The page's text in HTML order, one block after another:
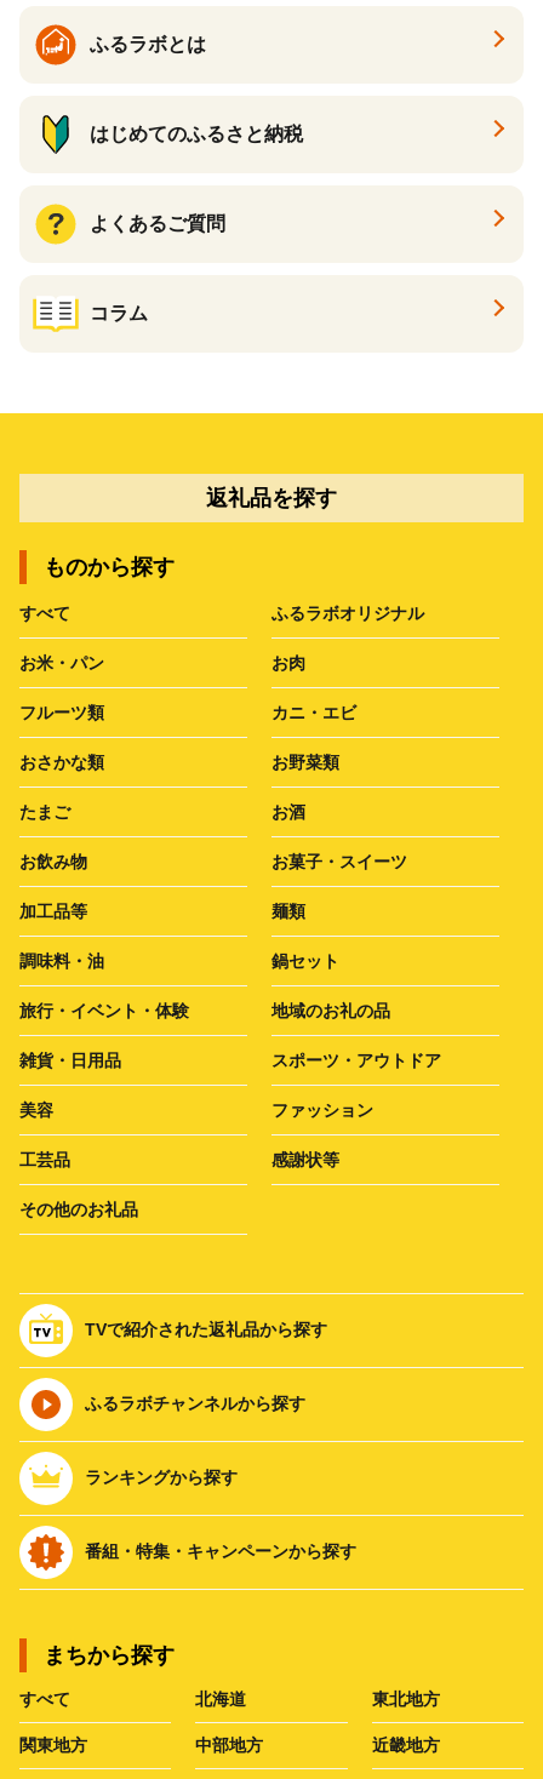
ふるラボとは
はじめてのふるさと納税
よくあるご質問
コラム
返礼品を探す
ものから探す
すべて ふるラボオリジナル
お米・パン お肉
フルーツ類 カニ・エビ
おさかな類 お野菜類
たまご お酒
お飲み物 お菓子・スイーツ
加工品等 麺類
調味料・油 鍋セット
旅行・イベント・体験 地域のお礼の品
雑貨・日用品 スポーツ・アウトドア
美容 ファッション
工芸品 感謝状等
その他のお礼品
TVで紹介された返礼品から探す
ふるラボチャンネルから探す
ランキングから探す
番組・特集・キャンペーンから探す
まちから探す
すべて 北海道 東北地方
関東地方 中部地方 近畿地方